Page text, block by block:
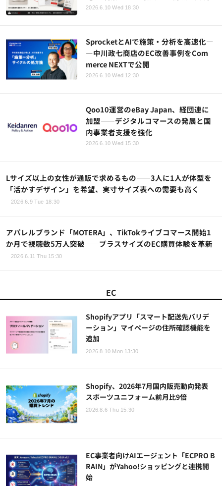
2026.6.10 Wed 18:30
SprocketとAIで施策・分析を高速化―
―中川政七商店のEC改善事例をCom
merce NEXTで公開
2026.6.10 Wed 12:30
Qoo10運営のeBay Japan、経団連に
加盟——デジタルコマースの発展と国
内事業者支援を強化
2026.6.10 Wed 15:30
Lサイズ以上の女性が通販で求めるもの——3人に1人が体型を
「活かすデザイン」を希望、実寸サイズ表への需要も高く
2026.6.9 Tue 18:30
アパレルブランド「MOTERA」、TikTokライブコマース開始1
か月で視聴数5万人突破——プラスサイズのEC購買体験を革新
2026.6.11 Thu 15:30
EC
Shopifyアプリ「スマート配送先バリデ
ーション」マイページの住所確認機能を
追加
2026.8.10 Mon 13:30
Shopify、2026年7月国内販売動向発表
スポーツユニフォーム前月比9倍
2026.8.6 Thu 15:30
EC事業者向けAIエージェント「ECPRO B
RAIN」がYahoo!ショッピングと連携開
始